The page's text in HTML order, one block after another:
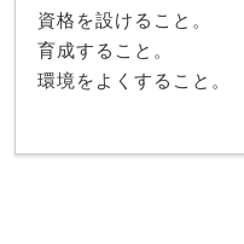
資格を設けること。
育成すること。
環境をよくすること。